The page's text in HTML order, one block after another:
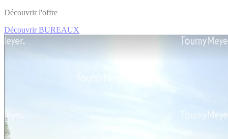
Découvrir l'offre
Découvrir BUREAUX